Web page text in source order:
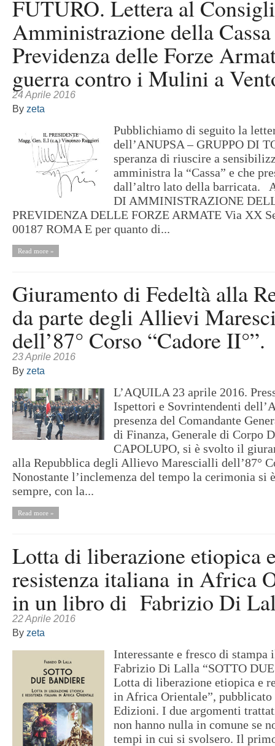
FUTURO. Lettera al
Amministrazione della
Previdenza delle Forze
guerra contro i Mulini a
24 Aprile 2016
By zeta
Pubblichiamo di seguito la
dell’ANUPSA – GRUPPO DI
speranza di riuscire a
amministra la “Cassa” e che
dall’altro lato della barricata.
DI AMMINISTRAZIONE
PREVIDENZA DELLE FORZE ARMATE Via XX
00187 ROMA E per quanto di...
Read more »
Giuramento di Fedeltà alla
da parte degli Allievi
dell’87° Corso “Cadore II°”.
23 Aprile 2016
By zeta
L’AQUILA 23 aprile 2016.
Ispettori e Sovrintendenti
presenza del Comandante
di Finanza, Generale di Corpo
CAPOLUPO, si è svolto il
alla Repubblica degli Allievo Marescialli dell’87°
Nonostante l’inclemenza del tempo la cerimonia si
sempre, con la...
Read more »
Lotta di liberazione etiopica
resistenza italiana in Africa
in un libro di Fabrizio Di
22 Aprile 2016
By zeta
Interessante e fresco di
Fabrizio Di Lalla “SOTTO
Lotta di liberazione etiopica e
in Africa Orientale”,
Edizioni. I due argomenti
non hanno nulla in comune se
tempi in cui si svolsero. Il